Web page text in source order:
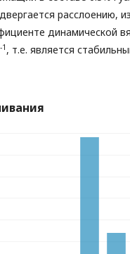
расслоению,
динамической
-1 , т.е. является